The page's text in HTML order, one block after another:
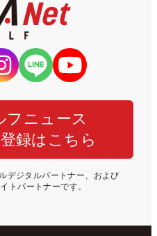
フニュース
録はこちら
デジタルパートナー、および
トパートナーです。